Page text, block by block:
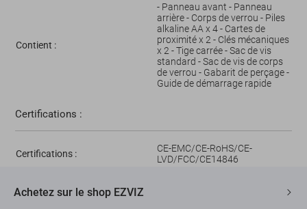
Contient :
- Panneau avant - Panneau
arrière - Corps de verrou - Piles
alkaline AA x 4 - Cartes de
proximité x 2 - Clés mécaniques
x 2 - Tige carrée - Sac de vis
standard - Sac de vis de corps
de verrou - Gabarit de perçage -
Guide de démarrage rapide
Certifications :
Certifications :
CE-EMC/CE-RoHS/CE-
LVD/FCC/CE14846
Achetez sur le shop EZVIZ